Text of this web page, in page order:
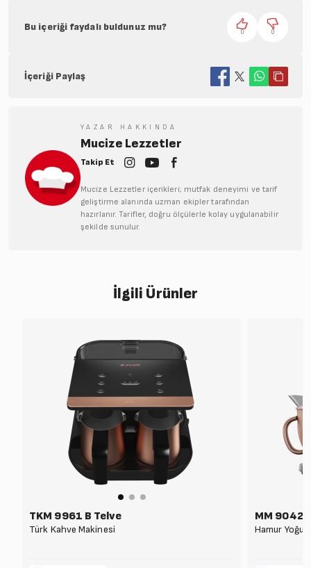
Bu içeriği faydalı buldunuz mu? 0 0
İçeriği Paylaş
YAZAR HAKKINDA
Mucize Lezzetler
Takip Et
Mucize Lezzetler içerikleri; mutfak deneyimi ve tarif
geliştirme alanında uzman ekipler tarafından
hazırlanır. Tarifler, doğru ölçülerle kolay uygulanabilir
şekilde sunulur.
İlgili Ürünler
TKM 9961 B Telve
Türk Kahve Makinesi
MM 9042
Hamur